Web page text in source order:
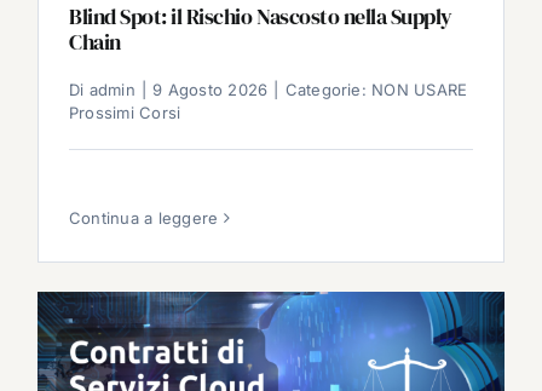
Blind Spot: il Rischio Nascosto nella Supply
Chain
Di admin 9 Agosto 2026 Categorie: NON USARE
Prossimi Corsi
Continua a leggere